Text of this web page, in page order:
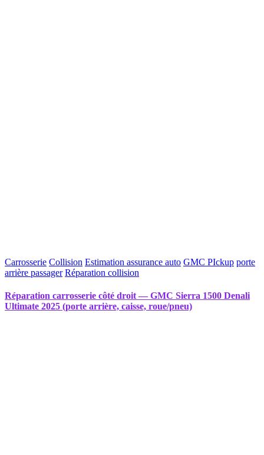
Carrosserie Collision Estimation assurance auto GMC PIckup porte
arrière passager Réparation collision
Réparation carrosserie côté droit — GMC Sierra 1500 Denali
Ultimate 2025 (porte arrière, caisse, roue/pneu)